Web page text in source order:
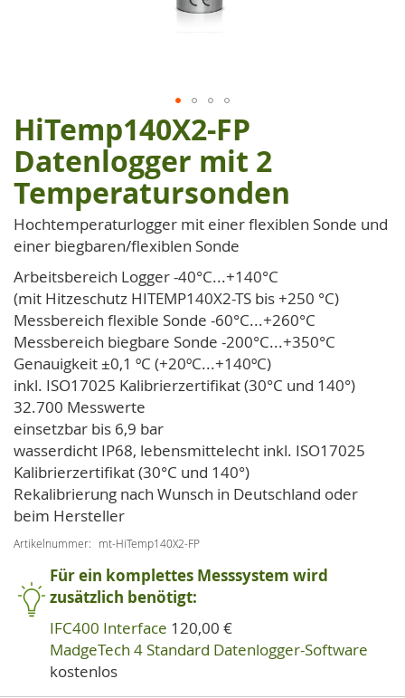
Zum
Anfang
der
Bildgalerie
springen
HiTemp140X2-FP
Datenlogger mit 2
Temperatursonden
Hochtemperaturlogger mit einer flexiblen Sonde und
einer biegbaren/flexiblen Sonde
Arbeitsbereich Logger -40°C...+140°C
(mit Hitzeschutz HITEMP140X2-TS bis +250 °C)
Messbereich flexible Sonde -60°C...+260°C
Messbereich biegbare Sonde -200°C...+350°C
Genauigkeit ±0,1 ºC (+20ºC...+140ºC)
inkl. ISO17025 Kalibrierzertifikat (30°C und 140°)
32.700 Messwerte
einsetzbar bis 6,9 bar
wasserdicht IP68, lebensmittelecht inkl. ISO17025
Kalibrierzertifikat (30°C und 140°)
Rekalibrierung nach Wunsch in Deutschland oder
beim Hersteller
Artikelnummer mt-HiTemp140X2-FP
Für ein komplettes Messsystem wird
zusätzlich benötigt:
IFC400 Interface 120,00 €
MadgeTech 4 Standard Datenlogger-Software
kostenlos